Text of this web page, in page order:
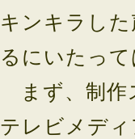
キンキラし
るにいたっ
まず、制作
テレビメデ